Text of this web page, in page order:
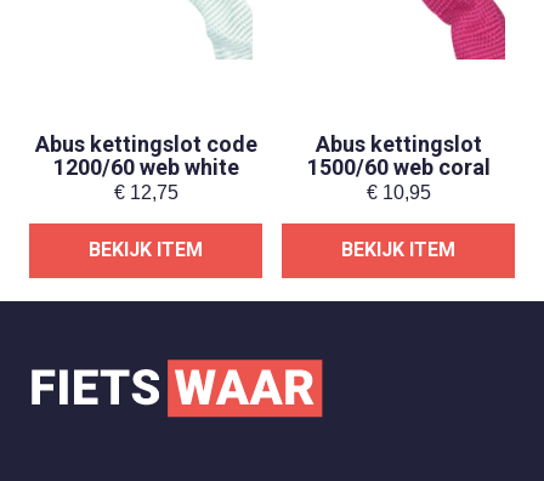
Abus kettingslot code
1200/60 web white
€12,75
BEKIJK ITEM
Abus kettingslot
1500/60 web coral
€10,95
BEKIJK ITEM